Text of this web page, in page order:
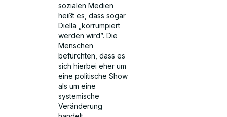
sozialen Medien
heißt es, dass sogar
Diella „korrumpiert
werden wird”. Die
Menschen
befürchten, dass es
sich hierbei eher um
eine politische Show
als um eine
systemische
Veränderung